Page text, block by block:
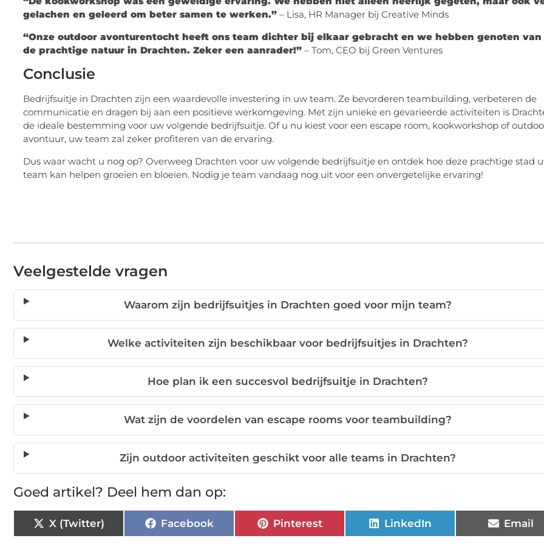
gelachen en geleerd om beter samen te werken.” – Lisa, HR Manager bij Creative Minds
“Onze outdoor avonturentocht heeft ons team dichter bij elkaar gebracht en we hebben genoten van
de prachtige natuur in Drachten. Zeker een aanrader!” – Tom, CEO bij Green Ventures
Conclusie
Bedrijfsuitje in Drachten zijn een waardevolle investering in uw team. Ze bevorderen teambuilding, verbeteren de
communicatie en dragen bij aan een positieve werkomgeving. Met zijn unieke en gevarieerde activiteiten is
de ideale bestemming voor uw volgende bedrijfsuitje. Of u nu kiest voor een escape room, kookworkshop of
avontuur, uw team zal zeker profiteren van de ervaring.
Dus waar wacht u nog op? Overweeg Drachten voor uw volgende bedrijfsuitje en ontdek hoe deze prachtige stad
team kan helpen groeien en bloeien. Nodig je team vandaag nog uit voor een onvergetelijke ervaring!
Veelgestelde vragen
Waarom zijn bedrijfsuitjes in Drachten goed voor mijn team?
Welke activiteiten zijn beschikbaar voor bedrijfsuitjes in Drachten?
Hoe plan ik een succesvol bedrijfsuitje in Drachten?
Wat zijn de voordelen van escape rooms voor teambuilding?
Zijn outdoor activiteiten geschikt voor alle teams in Drachten?
Goed artikel? Deel hem dan op:
X (Twitter) Facebook Pinterest LinkedIn Email